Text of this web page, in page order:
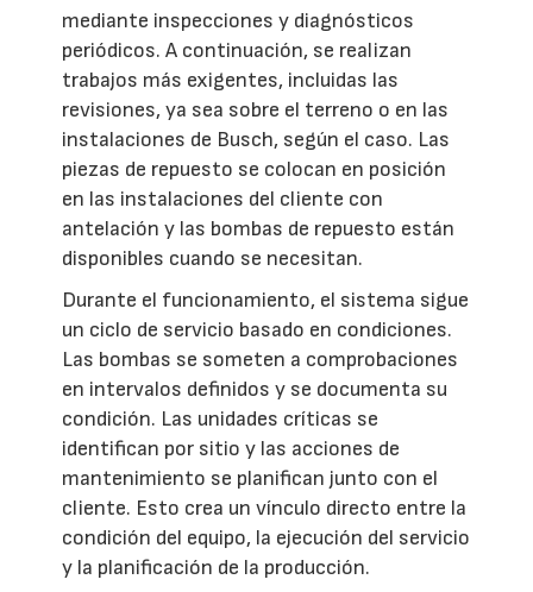
mediante inspecciones y diagnósticos
periódicos. A continuación, se realizan
trabajos más exigentes, incluidas las
revisiones, ya sea sobre el terreno o en las
instalaciones de Busch, según el caso. Las
piezas de repuesto se colocan en posición
en las instalaciones del cliente con
antelación y las bombas de repuesto están
disponibles cuando se necesitan.
Durante el funcionamiento, el sistema sigue
un ciclo de servicio basado en condiciones.
Las bombas se someten a comprobaciones
en intervalos definidos y se documenta su
condición. Las unidades críticas se
identifican por sitio y las acciones de
mantenimiento se planifican junto con el
cliente. Esto crea un vínculo directo entre la
condición del equipo, la ejecución del servicio
y la planificación de la producción.